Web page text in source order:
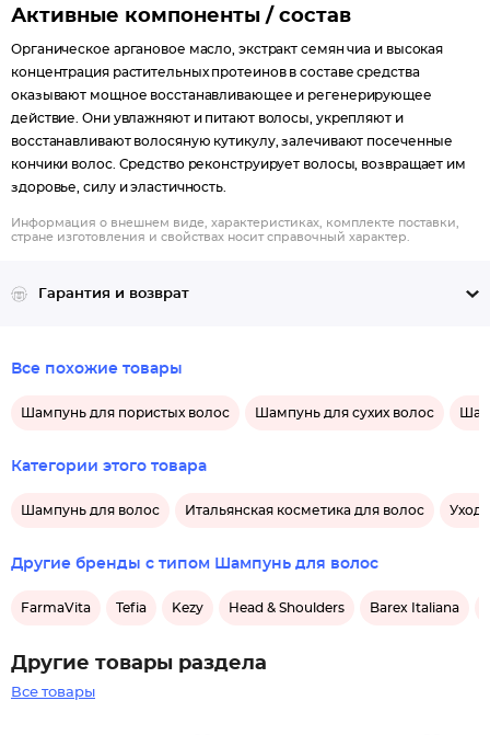
Активные компоненты / состав
Органическое аргановое масло, экстракт семян чиа и высокая
концентрация растительных протеинов в составе средства
оказывают мощное восстанавливающее и регенерирующее
действие. Они увлажняют и питают волосы, укрепляют и
восстанавливают волосяную кутикулу, залечивают посеченные
кончики волос. Средство реконструирует волосы, возвращает им
здоровье, силу и эластичность.
Информация о внешнем виде, характеристиках, комплекте поставки,
стране изготовления и свойствах носит справочный характер.
Гарантия и возврат
Все похожие товары
Шампунь для пористых волос Шампунь для сухих волос
Категории этого товара
Шампунь для волос Итальянская косметика для волос Уход
Другие бренды с типом Шампунь для волос
FarmaVita Tefia Kezy Head & Shoulders Barex Italiana
Другие товары раздела
Все товары